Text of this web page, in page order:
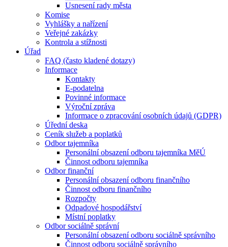
Usnesení rady města
Komise
Vyhlášky a nařízení
Veřejné zakázky
Kontrola a stížnosti
Úřad
FAQ (často kladené dotazy)
Informace
Kontakty
E-podatelna
Povinné informace
Výroční zpráva
Informace o zpracování osobních údajů (GDPR)
Úřední deska
Ceník služeb a poplatků
Odbor tajemníka
Personální obsazení odboru tajemníka MěÚ
Činnost odboru tajemníka
Odbor finanční
Personální obsazení odboru finančního
Činnost odboru finančního
Rozpočty
Odpadové hospodářství
Místní poplatky
Odbor sociálně správní
Personální obsazení odboru sociálně správního
Činnost odboru sociálně správního